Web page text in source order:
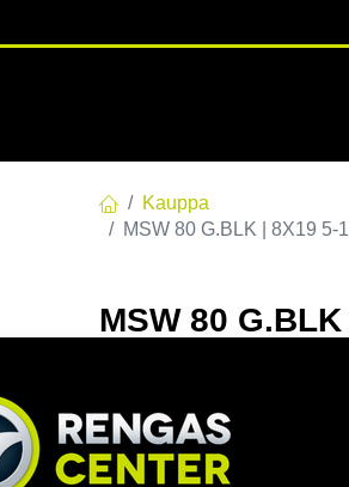
Kauppa
MSW 80 G.BLK | 8X19 5-
MSW 80
EAN: 8027529178746
Tällä tuotteella ei ole